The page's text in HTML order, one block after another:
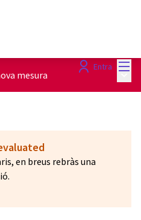
Entra
mesura
en breus rebràs una